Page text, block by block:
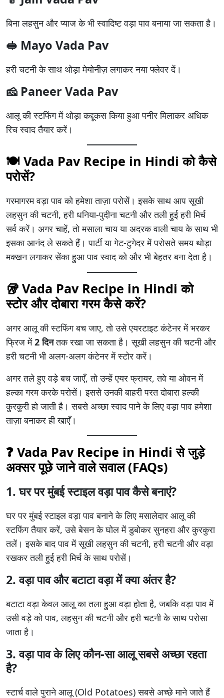
बिना लहसुन और प्याज के भी स्वादिष्ट वड़ा पाव बनाया जा सकता है।
🥪 Mayo Vada Pav
हरी चटनी के साथ थोड़ा मेयोनीज़ लगाकर नया फ्लेवर दें।
🧀 Paneer Vada Pav
आलू की स्टफिंग में थोड़ा कद्दूकस किया हुआ पनीर मिलाकर अधिक
रिच स्वाद तैयार करें।
🍽️ Vada Pav Recipe in Hindi को कैसे
परोसें?
गरमागरम वड़ा पाव को हमेशा ताज़ा परोसें। इसके साथ आप सूखी
लहसुन की चटनी, हरी धनिया-पुदीना चटनी और तली हुई हरी मिर्च
सर्व करें। अगर चाहें, तो मसाला चाय या अदरक वाली चाय के साथ भी
इसका आनंद ले सकते हैं। पार्टी या गेट-टुगेदर में परोसते समय थोड़ा
मक्खन लगाकर सेंका हुआ पाव स्वाद को और भी बेहतर बना देता है।
🥡 Vada Pav Recipe in Hindi को
स्टोर और दोबारा गरम कैसे करें?
अगर आलू की स्टफिंग बच जाए, तो उसे एयरटाइट कंटेनर में भरकर
फ्रिज में2 दिनतक रखा जा सकता है। सूखी लहसुन की चटनी और
हरी चटनी भी अलग-अलग कंटेनर में स्टोर करें।
अगर तले हुए वड़े बच जाएँ, तो उन्हें एयर फ्रायर, तवे या ओवन में
हल्का गरम करके परोसें। इससे उनकी बाहरी परत दोबारा हल्की
कुरकुरी हो जाती है। सबसे अच्छा स्वाद पाने के लिए वड़ा पाव हमेशा
ताज़ा बनाकर ही खाएँ।
❓ Vada Pav Recipe in Hindi से जुड़े
अक्सर पूछे जाने वाले सवाल (FAQs)
1. घर पर मुंबई स्टाइल वड़ा पाव कैसे बनाएं?
घर पर मुंबई स्टाइल वड़ा पाव बनाने के लिए मसालेदार आलू की
स्टफिंग तैयार करें, उसे बेसन के घोल में डुबोकर सुनहरा और कुरकुरा
तलें। इसके बाद पाव में सूखी लहसुन की चटनी, हरी चटनी और वड़ा
रखकर तली हुई हरी मिर्च के साथ परोसें।
2. वड़ा पाव और बटाटा वड़ा में क्या अंतर है?
बटाटा वड़ा केवल आलू का तला हुआ वड़ा होता है, जबकि वड़ा पाव में
उसी वड़े को पाव, लहसुन की चटनी और हरी चटनी के साथ परोसा
जाता है।
3. वड़ा पाव के लिए कौन-सा आलू सबसे अच्छा रहता
है?
स्टार्च वाले पुराने आलू (Old Potatoes) सबसे अच्छे माने जाते हैं